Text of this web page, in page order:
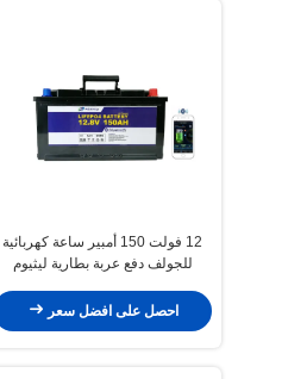
12 فولت 150 أمبير ساعة كهربائية
للجولف دفع عربة بطارية ليثيوم
احصل على افضل سعر